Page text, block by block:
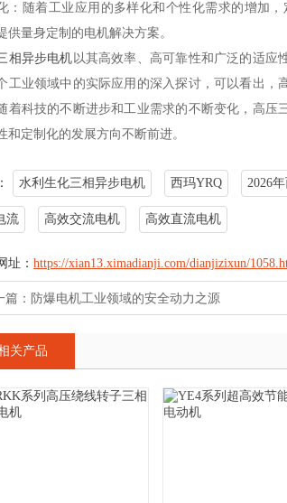
：随着工业应用的多样化和个性化需求的增加
供量身定制的电机解决方案。
相异步电机 以其高效率、高可靠性和广泛的适应
工业领域中的实际应用的深入探讨，可以看出
着科技的不断进步和工业需求的不断变化，高压
和定制化的发展方向不断前进。
水利生化三相异步电机 西玛YRQ 2026
流 高效交流电机 高效直流电机
址： https://xian13.ximadianji.com/dianjizixun/
篇： 防爆电机工业领域的安全动力之源
关产品